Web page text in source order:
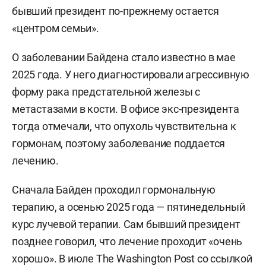
бывший президент по-прежнему остается
«центром семьи».
О заболевании Байдена стало известно в мае
2025 года. У него диагностировали агрессивную
форму рака предстательной железы с
метастазами в кости. В офисе экс-президента
тогда отмечали, что опухоль чувствительна к
гормонам, поэтому заболевание поддается
лечению.
Сначала Байден проходил гормональную
терапию, а осенью 2025 года — пятинедельный
курс лучевой терапии. Сам бывший президент
позднее говорил, что лечение проходит «очень
хорошо». В июле The Washington Postсо ссылкой